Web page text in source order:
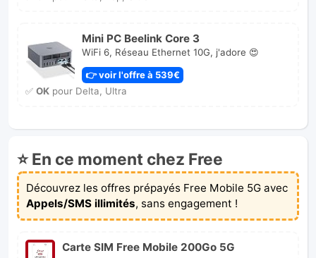
Mini PC Beelink Core 3
WiFi 6, Réseau Ethernet 10G, j'adore 😍
👉 voir l'offre à 539€
✅ OKpour Delta, Ultra
⭐ En ce moment chez Free
Découvrez les offres prépayés Free Mobile 5G avec
Appels/SMS illimités, sans engagement !
Carte SIM Free Mobile 200Go 5G